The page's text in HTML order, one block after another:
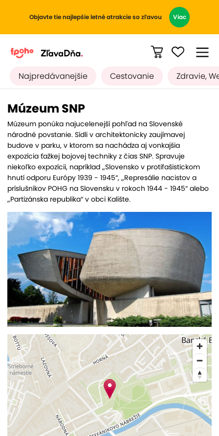
Objavte tie najlepšie letné atrakcie so zľavou Viac
Najpredávanejšie Cestovanie Zdravie,
Múzeum SNP
Múzeum ponúka najucelenejší pohľad na Slovenské
národné povstanie. Sídli v architektonicky zaujímavej
budove v parku, v ktorom sa nachádza aj vonkajšia
expozícia ťažkej bojovej techniky z čias SNP. Spravuje
niekoľko expozícii, napríklad „Slovensko v protifašistickom
hnutí odporu Európy 1939 - 1945“, „Represálie nacistov a
príslušníkov POHG na Slovensku v rokoch 1944 - 1945“ alebo
„Partizánska republika“ v obci Kalište.